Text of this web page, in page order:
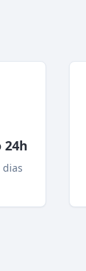
dias